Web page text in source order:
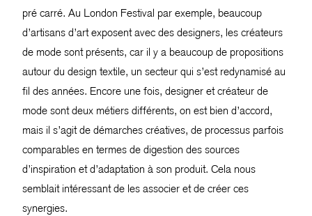
pré carré. Au London Festival par exemple, beaucoup
d’artisans d’art exposent avec des designers, les créateurs
de mode sont présents, car il y a beaucoup de propositions
autour du design textile, un secteur qui s’est redynamisé au
fil des années. Encore une fois, designer et créateur de
mode sont deux métiers différents, on est bien d’accord,
mais il s’agit de démarches créatives, de processus parfois
comparables en termes de digestion des sources
d’inspiration et d’adaptation à son produit. Cela nous
semblait intéressant de les associer et de créer ces
synergies.